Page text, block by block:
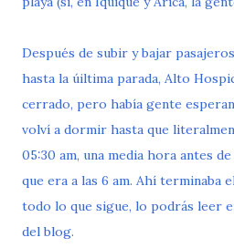
Después de subir y bajar
hasta la úiltima parada, Alto
cerrado, pero había gente
volví a dormir hasta que
05:30 am, una media hora antes
que era a las 6 am. Ahí terminaba
todo lo que sigue, lo podrás leer
del blog.